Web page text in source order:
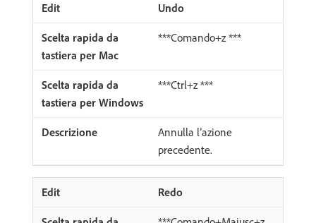
Undo
***Comando+z ***
***Ctrl+z ***
Annulla l’azione
precedente.
Redo